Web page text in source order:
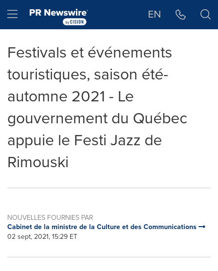
Hamburger menu EN
Festivals et événements
touristiques, saison été-
automne 2021 - Le
gouvernement du Québec
appuie le Festi Jazz de
Rimouski
NOUVELLES FOURNIES PAR
Cabinet de la ministre de la Culture et des Communications
02 sept, 2021, 15:29 ET